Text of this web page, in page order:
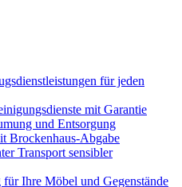
für jeden
mit Garantie
und Entsorgung
Brockenhaus-Abgabe
Transport sensibler
für Ihre Möbel und Gegenstände